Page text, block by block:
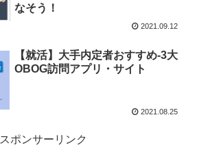
なそう！
2021.09.12
【就活】大手内定者おすすめ-3大
OBOG訪問アプリ・サイト
2021.08.25
スポンサーリンク